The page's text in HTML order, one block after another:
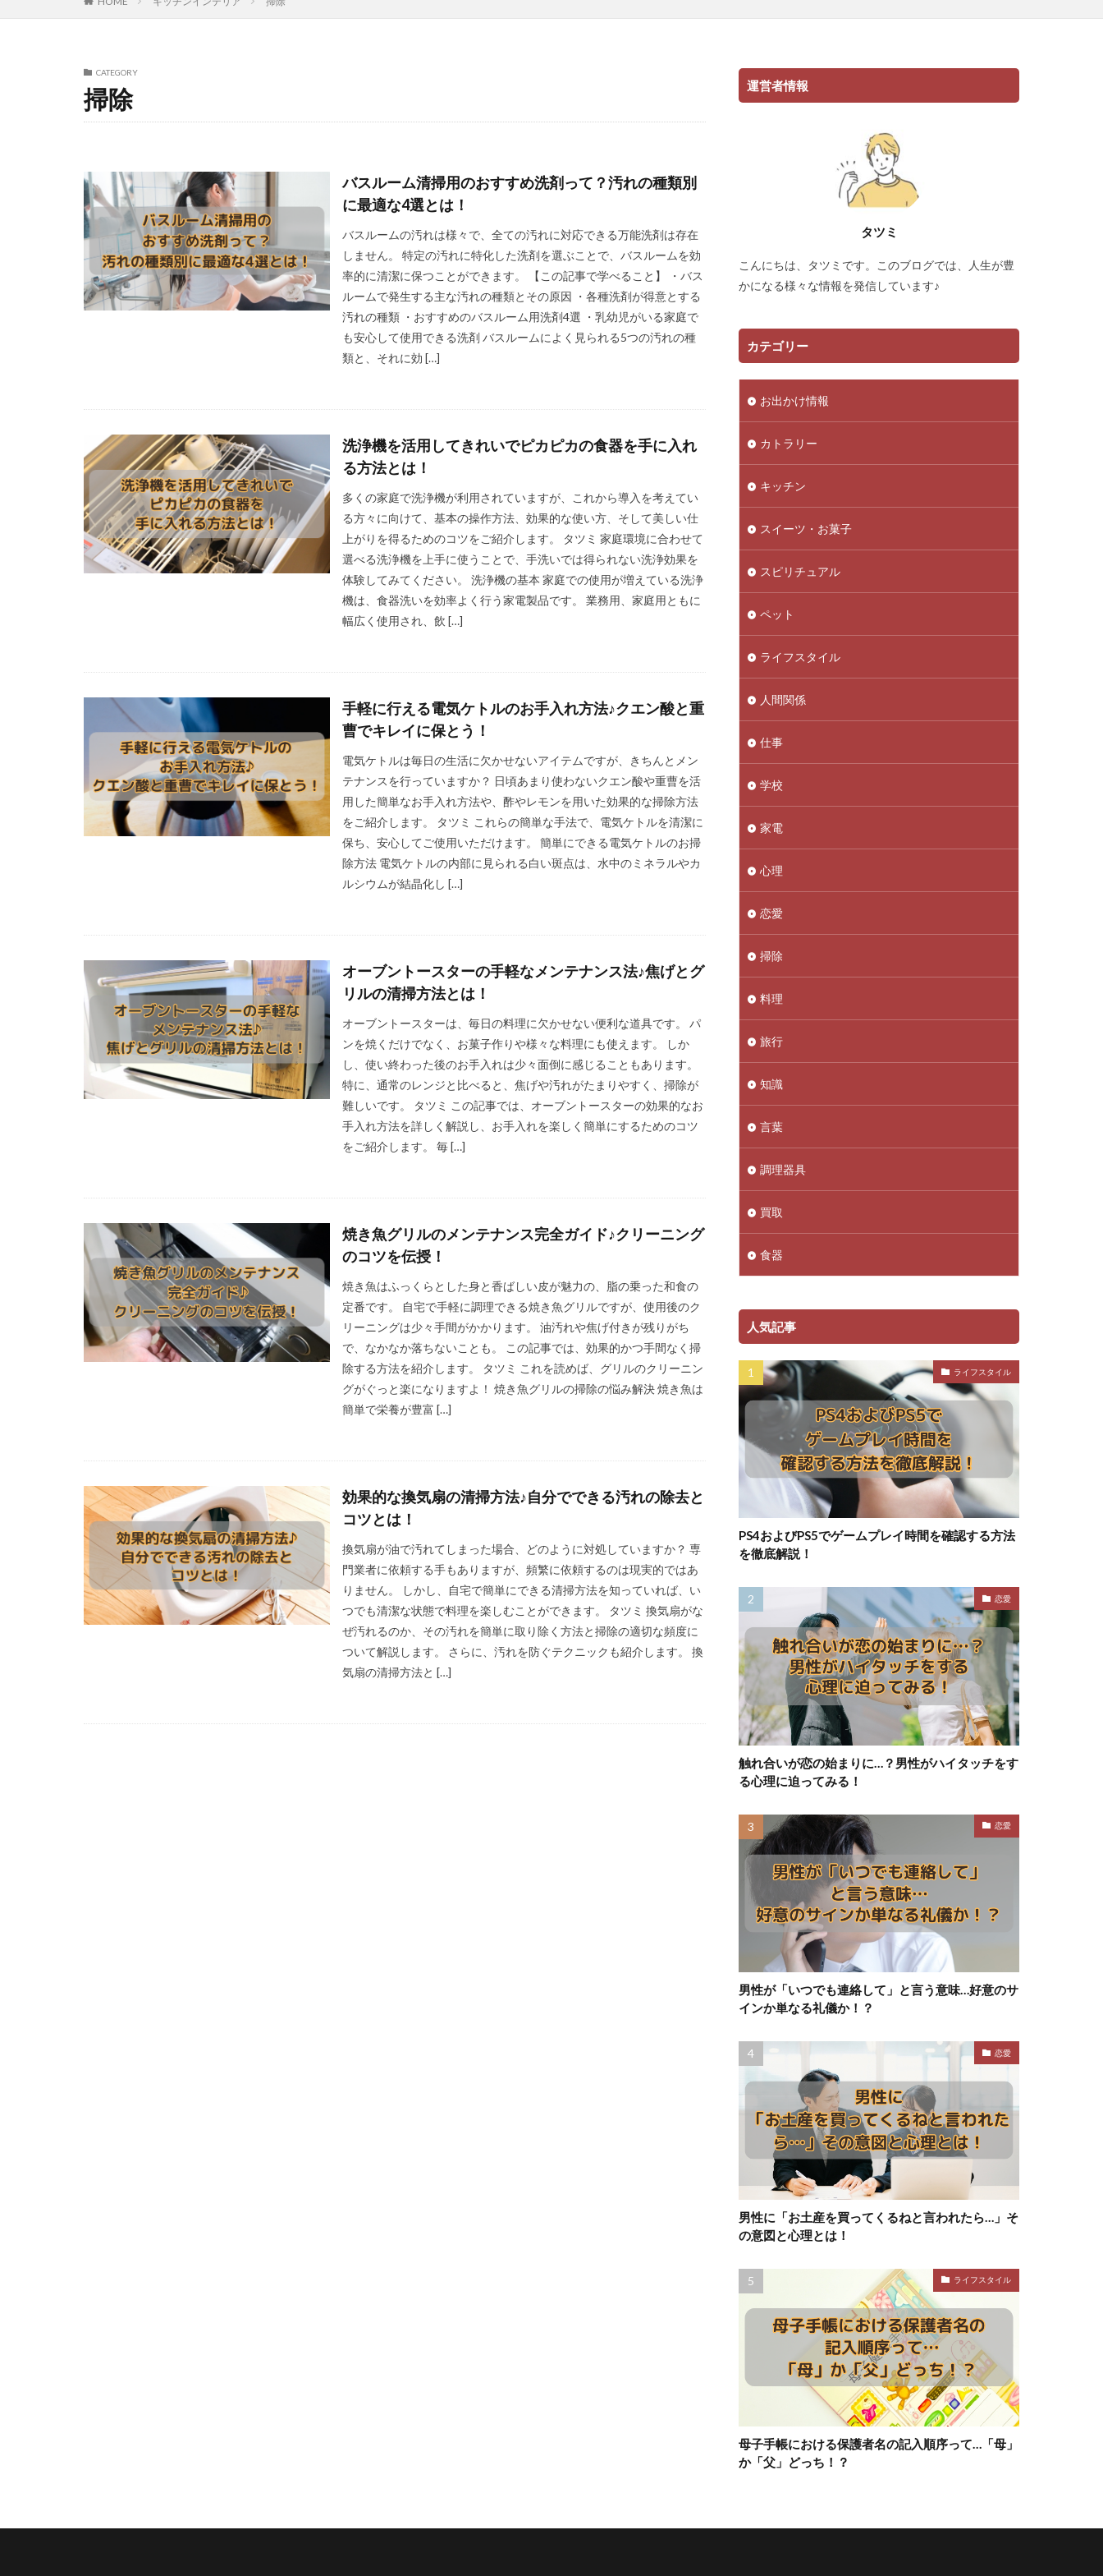
CATEGORY
掃除
バスルーム清掃用のおすすめ洗剤って？汚れの種類別
に最適な4選とは！
バスルームの汚れは様々で、全ての汚れに対応できる万能洗剤は存在
しません。 特定の汚れに特化した洗剤を選ぶことで、バスルームを効
率的に清潔に保つことができます。 【この記事で学べること】 ・バス
ルームで発生する主な汚れの種類とその原因 ・各種洗剤が得意とする
汚れの種類 ・おすすめのバスルーム用洗剤4選 ・乳幼児がいる家庭で
も安心して使用できる洗剤 バスルームによく見られる5つの汚れの種
類と、それに効 […]
洗浄機を活用してきれいでピカピカの食器を手に入れ
る方法とは！
多くの家庭で洗浄機が利用されていますが、これから導入を考えてい
る方々に向けて、基本の操作方法、効果的な使い方、そして美しい仕
上がりを得るためのコツをご紹介します。 タツミ 家庭環境に合わせて
選べる洗浄機を上手に使うことで、手洗いでは得られない洗浄効果を
体験してみてください。 洗浄機の基本 家庭での使用が増えている洗浄
機は、食器洗いを効率よく行う家電製品です。 業務用、家庭用ともに
幅広く使用され、飲 […]
手軽に行える電気ケトルのお手入れ方法♪クエン酸と重
曹でキレイに保とう！
電気ケトルは毎日の生活に欠かせないアイテムですが、きちんとメン
テナンスを行っていますか？ 日頃あまり使わないクエン酸や重曹を活
用した簡単なお手入れ方法や、酢やレモンを用いた効果的な掃除方法
をご紹介します。 タツミ これらの簡単な手法で、電気ケトルを清潔に
保ち、安心してご使用いただけます。 簡単にできる電気ケトルのお掃
除方法 電気ケトルの内部に見られる白い斑点は、水中のミネラルやカ
ルシウムが結晶化し […]
オーブントースターの手軽なメンテナンス法♪焦げとグ
リルの清掃方法とは！
オーブントースターは、毎日の料理に欠かせない便利な道具です。 パ
ンを焼くだけでなく、お菓子作りや様々な料理にも使えます。 しか
し、使い終わった後のお手入れは少々面倒に感じることもあります。
特に、通常のレンジと比べると、焦げや汚れがたまりやすく、掃除が
難しいです。 タツミ この記事では、オーブントースターの効果的なお
手入れ方法を詳しく解説し、お手入れを楽しく簡単にするためのコツ
をご紹介します。 毎 […]
焼き魚グリルのメンテナンス完全ガイド♪クリーニング
のコツを伝授！
焼き魚はふっくらとした身と香ばしい皮が魅力の、脂の乗った和食の
定番です。 自宅で手軽に調理できる焼き魚グリルですが、使用後のク
リーニングは少々手間がかかります。 油汚れや焦げ付きが残りがち
で、なかなか落ちないことも。 この記事では、効果的かつ手間なく掃
除する方法を紹介します。 タツミ これを読めば、グリルのクリーニン
グがぐっと楽になりますよ！ 焼き魚グリルの掃除の悩み解決 焼き魚は
簡単で栄養が豊富 […]
効果的な換気扇の清掃方法♪自分でできる汚れの除去と
コツとは！
換気扇が油で汚れてしまった場合、どのように対処していますか？ 専
門業者に依頼する手もありますが、頻繁に依頼するのは現実的ではあ
りません。 しかし、自宅で簡単にできる清掃方法を知っていれば、い
つでも清潔な状態で料理を楽しむことができます。 タツミ 換気扇がな
ぜ汚れるのか、その汚れを簡単に取り除く方法と掃除の適切な頻度に
ついて解説します。 さらに、汚れを防ぐテクニックも紹介します。 換
気扇の清掃方法と […]
運営者情報
タツミ
こんにちは、タツミです。このブログでは、人生が豊
かになる様々な情報を発信しています♪
カテゴリー
お出かけ情報
カトラリー
キッチン
スイーツ・お菓子
スピリチュアル
ペット
ライフスタイル
人間関係
仕事
学校
家電
心理
恋愛
掃除
料理
旅行
知識
言葉
調理器具
買取
食器
人気記事
ライフスタイル
PS4およびPS5でゲームプレイ時間を確認する方法
を徹底解説！
恋愛
触れ合いが恋の始まりに…？男性がハイタッチをす
る心理に迫ってみる！
恋愛
男性が「いつでも連絡して」と言う意味…好意のサ
インか単なる礼儀か！？
恋愛
男性に「お土産を買ってくるねと言われたら…」そ
の意図と心理とは！
ライフスタイル
母子手帳における保護者名の記入順序って…「母」
か「父」どっち！？